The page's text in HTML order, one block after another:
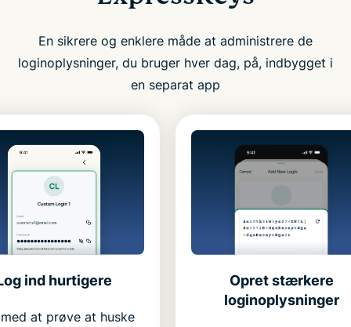
En sikrere og enklere måde at administrere de
loginoplysninger, du bruger hver dag, på, indbygget i
en separat app
ind hurtigere
at prøve at huske
Opret stærkere
loginoplysninger